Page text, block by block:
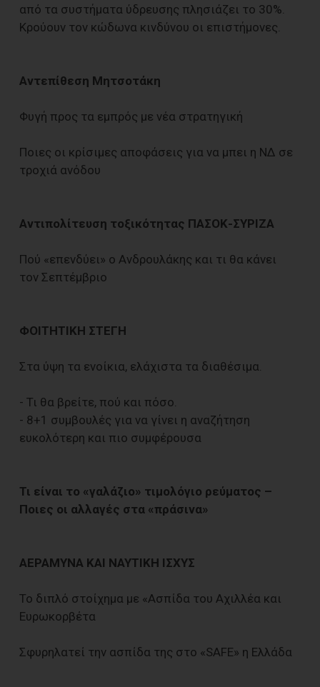
από τα συστήματα ύδρευσης πλησιάζει το 30%.
Κρούουν τον κώδωνα κινδύνου οι επιστήμονες.
Αντεπίθεση Μητσοτάκη
Φυγή προς τα εμπρός με νέα στρατηγική
Ποιες οι κρίσιμες αποφάσεις για να μπει η ΝΔ σε
τροχιά ανόδου
Αντιπολίτευση τοξικότητας ΠΑΣΟΚ-ΣΥΡΙΖΑ
Πού «επενδύει» ο Ανδρουλάκης και τι θα κάνει
τον Σεπτέμβριο
ΦΟΙΤΗΤΙΚΗ ΣΤΕΓΗ
Στα ύψη τα ενοίκια, ελάχιστα τα διαθέσιμα.
- Τι θα βρείτε, πού και πόσο.
- 8+1 συμβουλές για να γίνει η αναζήτηση
ευκολότερη και πιο συμφέρουσα
Τι είναι το «γαλάζιο» τιμολόγιο ρεύματος –
Ποιες οι αλλαγές στα «πράσινα»
ΑΕΡΑΜΥΝΑ ΚΑΙ ΝΑΥΤΙΚΗ ΙΣΧΥΣ
Το διπλό στοίχημα με «Ασπίδα του Αχιλλέα και
Ευρωκορβέτα
Σφυρηλατεί την ασπίδα της στο «SAFE» η Ελλάδα